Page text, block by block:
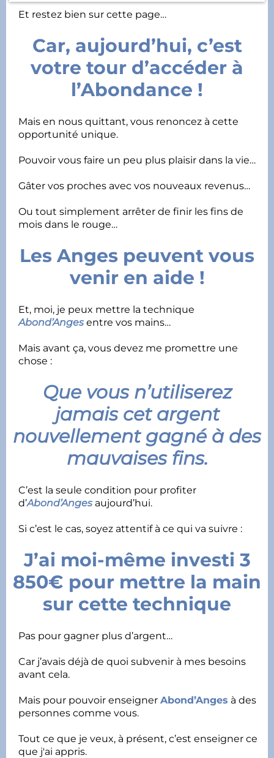
Et restez bien sur cette page…
Car, aujourd’hui, c’est
votre tour d’accéder à
l’Abondance !
Mais en nous quittant, vous renoncez à cette
opportunité unique.
Pouvoir vous faire un peu plus plaisir dans la vie…
Gâter vos proches avec vos nouveaux revenus…
Ou tout simplement arrêter de finir les fins de
mois dans le rouge…
Les Anges peuvent vous
venir en aide !
Et, moi, je peux mettre la technique
Abond’Anges entre vos mains…
Mais avant ça, vous devez me promettre une
chose :
Que vous n’utiliserez
jamais cet argent
nouvellement gagné à des
mauvaises fins.
C’est la seule condition pour profiter
d’Abond’Anges aujourd’hui.
Si c’est le cas, soyez attentif à ce qui va suivre :
J’ai moi-même investi 3
850€ pour mettre la main
sur cette technique
Pas pour gagner plus d’argent…
Car j’avais déjà de quoi subvenir à mes besoins
avant cela.
Mais pour pouvoir enseigner Abond’Anges à des
personnes comme vous.
Tout ce que je veux, à présent, c’est enseigner ce
que j'ai appris.